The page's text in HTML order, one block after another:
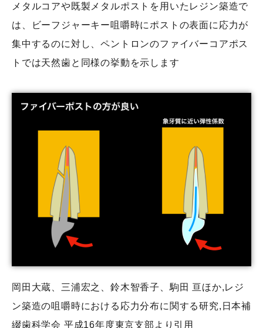
メタルコアや既製メタルポストを用いたレジン築造で
は、ビーフジャーキー咀嚼時にポストの表面に応力が
集中するのに対し、ペントロンのファイバーコアポス
トでは天然歯と同様の挙動を示します
岡田大蔵、三浦宏之、鈴木智香子、駒田 亘ほか,レジ
ン築造の咀嚼時における応力分布に関する研究,日本補
綴歯科学会 平成16年度東京支部より引用